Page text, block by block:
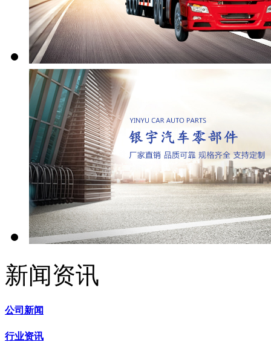
新闻资讯
公司新闻
行业资讯